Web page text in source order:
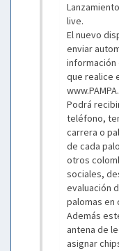
live.
El nuevo
enviar
información
que realice
Podrá
teléfono,
carrera o
de cada
otros
sociales,
evaluación
palomas en
Además
antena de
asignar